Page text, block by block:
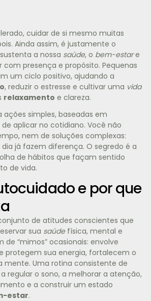
cuidar de si mesmo muitas
Ainda assim, é justamente o
a nossa saúde, o bem-estare
com presença e propósito. Pequenas
um ciclo positivo, ajudando a
, reduzir o estresse e cultivar uma vida
relaxamento e clareza.
ações simples, baseadas em
aplicar no cotidiano. Você não
nem de soluções complexas:
já fazem diferença. O segredo é a
de hábitos que façam sentido
de vida.
e por que
de atitudes conscientes que
sua saúdefísica, mental e
de “mimos” ocasionais: envolve
protegem sua energia, fortalecem o
mente. Uma rotina consistente de
regular o sono, a melhorar a atenção,
e a construir um estado
estar.